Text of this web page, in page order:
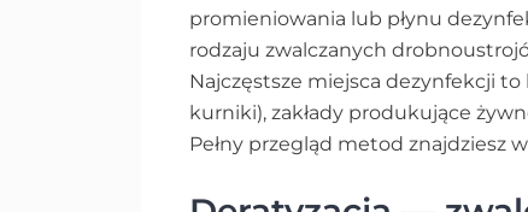
promieniowania lub płynu
rodzaju zwalczanych
Najczęstsze miejsca dezynfekcji
kurniki), zakłady produkujące
Pełny przegląd metod znajdziesz